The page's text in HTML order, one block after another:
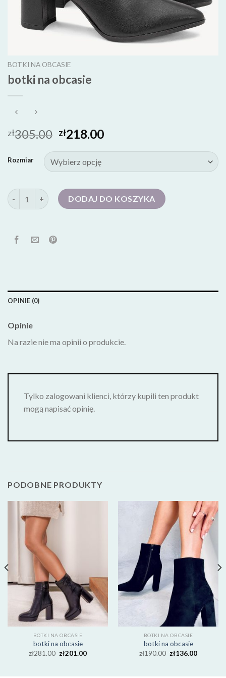
BOTKI NA OBCASIE
botki na obcasie
zł305.00 zł218.00
Rozmiar
ilość botki na obcasieDODAJ DO KOSZYKA
OPINIE (0)
Opinie
Na razie nie ma opinii o produkcie.
Tylko zalogowani klienci, którzy kupili ten produkt
mogą napisać opinię.
PODOBNE PRODUKTY
BOTKI NA OBCASIE
botki na obcasie
zł281.00 zł201.00
BOTKI NA OBCASIE
botki na obcasie
zł190.00 zł136.00